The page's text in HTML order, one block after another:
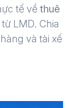
tế về thuê
LMD. Chia
và tài xế